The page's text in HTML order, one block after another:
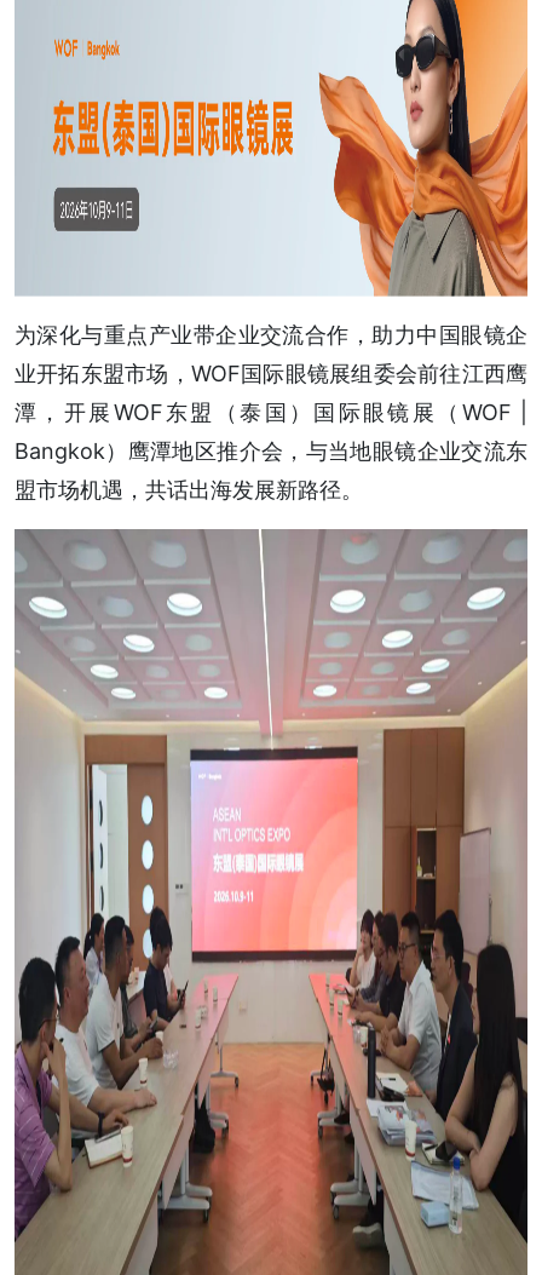
为深化与重点产业带企业交流合作，助力中国眼镜企
业开拓东盟市场，WOF国际眼镜展组委会前往江西鹰
潭，开展WOF东盟（泰国）国际眼镜展（WOF |
Bangkok）鹰潭地区推介会，与当地眼镜企业交流东
盟市场机遇，共话出海发展新路径。